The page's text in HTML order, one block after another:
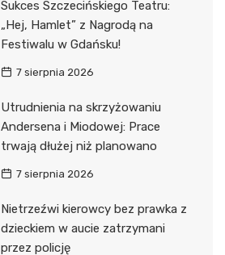
Sukces Szczecińskiego Teatru:
„Hej, Hamlet” z Nagrodą na
Festiwalu w Gdańsku!
7 sierpnia 2026
Utrudnienia na skrzyżowaniu
Andersena i Miodowej: Prace
trwają dłużej niż planowano
7 sierpnia 2026
Nietrzeźwi kierowcy bez prawka z
dzieckiem w aucie zatrzymani
przez policję